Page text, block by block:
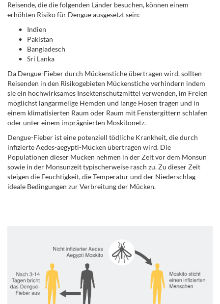
Reisende, die die folgenden Länder besuchen, können einem
erhöhten Risiko für Dengue ausgesetzt sein:
Indien
Pakistan
Bangladesch
Sri Lanka
Da Dengue-Fieber durch Mückenstiche übertragen wird, sollten
Reisenden in den Risikogebieten Mückenstiche verhindern indem
sie ein hochwirksames Insektenschutzmittel verwenden, im Freien
möglichst langärmelige Hemden und lange Hosen tragen und in
einem klimatisierten Raum oder Raum mit Fenstergittern schlafen
oder unter einem imprägnierten Moskitonetz.
Dengue-Fieber ist eine potenziell tödliche Krankheit, die durch
infizierte Aedes-aegypti-Mücken übertragen wird. Die
Populationen dieser Mücken nehmen in der Zeit vor dem Monsun
sowie in der Monsunzeit typischerweise rasch zu. Zu dieser Zeit
steigen die Feuchtigkeit, die Temperatur und der Niederschlag -
ideale Bedingungen zur Verbreitung der Mücken.